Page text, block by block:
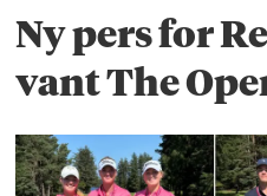
Ny pers for
vant The